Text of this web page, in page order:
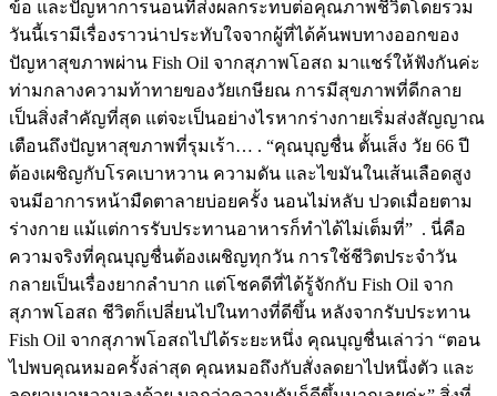
ข้อ และปัญหาการนอนที่ส่งผลกระทบต่อคุณภาพชีวิตโดยรวม
วันนี้เรามีเรื่องราวน่าประทับใจจากผู้ที่ได้ค้นพบทางออกของ
ปัญหาสุขภาพผ่าน Fish Oil จากสุภาพโอสถ มาแชร์ให้ฟังกันค่ะ
ท่ามกลางความท้าทายของวัยเกษียณ การมีสุขภาพที่ดีกลาย
เป็นสิ่งสำคัญที่สุด แต่จะเป็นอย่างไรหากร่างกายเริ่มส่งสัญญาณ
เตือนถึงปัญหาสุขภาพที่รุมเร้า… . “คุณบุญชื่น ตั้นเส็ง วัย 66 ปี
ต้องเผชิญกับโรคเบาหวาน ความดัน และไขมันในเส้นเลือดสูง
จนมีอาการหน้ามืดตาลายบ่อยครั้ง นอนไม่หลับ ปวดเมื่อยตาม
ร่างกาย แม้แต่การรับประทานอาหารก็ทำได้ไม่เต็มที่” . นี่คือ
ความจริงที่คุณบุญชื่นต้องเผชิญทุกวัน การใช้ชีวิตประจำวัน
กลายเป็นเรื่องยากลำบาก แต่โชคดีที่ได้รู้จักกับ Fish Oil จาก
สุภาพโอสถ ชีวิตก็เปลี่ยนไปในทางที่ดีขึ้น หลังจากรับประทาน
Fish Oil จากสุภาพโอสถไปได้ระยะหนึ่ง คุณบุญชื่นเล่าว่า “ตอน
ไปพบคุณหมอครั้งล่าสุด คุณหมอถึงกับสั่งลดยาไปหนึ่งตัว และ